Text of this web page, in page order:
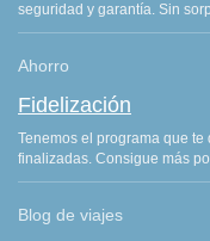
seguridad y garantía. Sin
Ahorro
Fidelización
Tenemos el programa que
finalizadas. Consigue más
Blog de viajes